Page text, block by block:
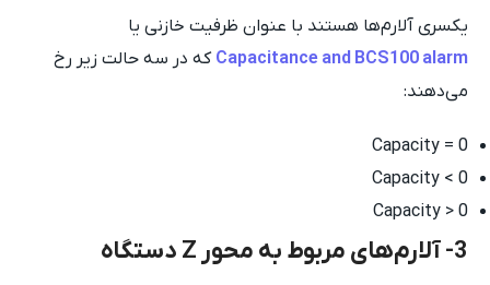
یکسری آلارم‌ها هستند با عنوان ظرفیت خازنی یا
Capacitance and BCS100 alarm که در سه حالت زیر رخ
می‌دهند:
Capacity = 0
Capacity < 0
Capacity > 0
3- آلارم‌های مربوط به محور Z دستگاه